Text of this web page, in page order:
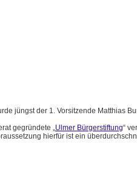
jüngst der 1. Vorsitzende Matthias
gegründete „Ulmer Bürgerstiftung“
hierfür ist ein